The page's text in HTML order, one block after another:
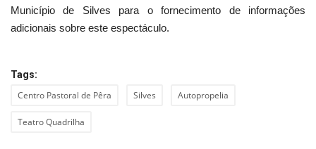
Município de Silves para o fornecimento de informações
adicionais sobre este espectáculo.
Tags:
Centro Pastoral de Pêra Silves Autopropelia
Teatro Quadrilha